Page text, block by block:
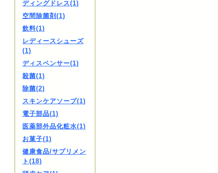
ディングドレス(1)
空間除菌剤(1)
飲料(1)
レディースシューズ
(1)
ディスペンサー(1)
殺菌(1)
除菌(2)
スキンケアソープ(1)
電子部品(1)
医薬部外品化粧水(1)
お菓子(1)
健康食品/サプリメン
ト(18)